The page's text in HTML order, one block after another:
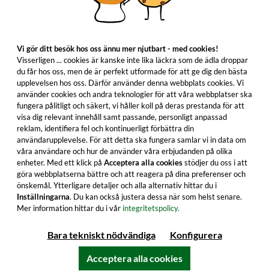
Alla produktfunktioner
Secret Pure Single Jamaican Rum 9 år
gammal Bottled for Wu Dram Clan
Upptäck denna exklusiva buteljering med sin
Vi gör ditt besök hos oss ännu mer njutbart - med cookies!
Visserligen ... cookies är kanske inte lika läckra som de ädla droppar
du får hos oss, men de är perfekt utformade för att ge dig den bästa
upplevelsen hos oss. Därför använder denna webbplats cookies. Vi
använder cookies och andra teknologier för att våra webbplatser ska
fungera pålitligt och säkert, vi håller koll på deras prestanda för att
visa dig relevant innehåll samt passande, personligt anpassad
reklam, identifiera fel och kontinuerligt förbättra din
användarupplevelse. För att detta ska fungera samlar vi in data om
våra användare och hur de använder våra erbjudanden på olika
enheter. Med ett klick på Acceptera alla cookiesstödjer du oss i att
göra webbplatserna bättre och att reagera på dina preferenser och
önskemål. Ytterligare detaljer och alla alternativ hittar du i
Inställningarna. Du kan också justera dessa när som helst senare.
Mer information hittar du i vår integritetspolicy.
Bara tekniskt nödvändiga Konfigurera
Acceptera alla cookies